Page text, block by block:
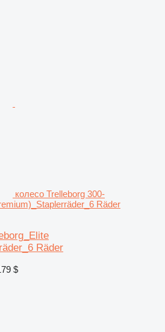
колесо Trelleborg 300-
Räder
Räder
$